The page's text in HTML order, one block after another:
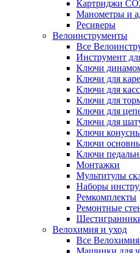
Картриджи
Манометры и
Ресиверы
Велоинструменты
Все
Инструмент
Ключи
Ключи для
Ключи для
Ключи для
Ключи для
Ключи для
Ключи
Ключи
Ключи
Монтажки
Мультитулы
Наборы
Ремкомплекты
Ремонтные
Велохимия и уход
Все
Машинки для